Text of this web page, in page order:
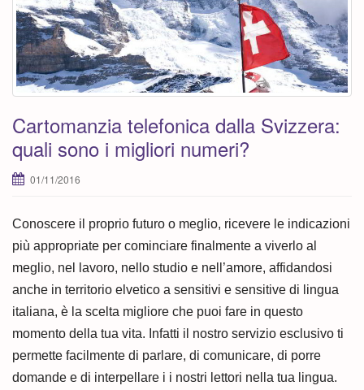
Cartomanzia telefonica dalla Svizzera:
quali sono i migliori numeri?
01/11/2016
Conoscere il proprio futuro o meglio, ricevere le indicazioni
più appropriate per cominciare finalmente a viverlo al
meglio, nel lavoro, nello studio e nell’amore, affidandosi
anche in territorio elvetico a sensitivi e sensitive di lingua
italiana, è la scelta migliore che puoi fare in questo
momento della tua vita. Infatti il nostro servizio esclusivo ti
permette facilmente di parlare, di comunicare, di porre
domande e di interpellare i i nostri lettori nella tua lingua.